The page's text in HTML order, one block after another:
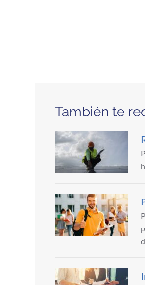
También te